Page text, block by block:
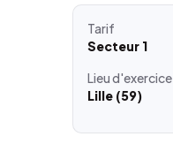
Tarif
Secteur 1
Lieud'exercice
Lille (59)